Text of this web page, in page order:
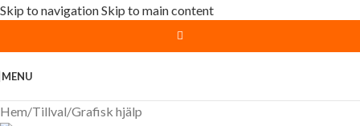
Skip to navigationSkip to main content
MENU
Hem/Tillval/Grafisk hjälp